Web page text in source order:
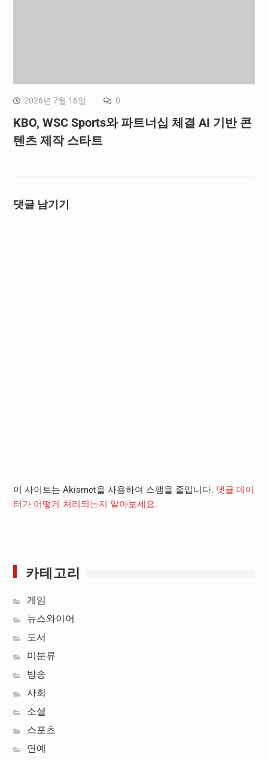
2026년 7월 16일 0
KBO, WSC Sports와 파트너십 체결 AI 기반 콘
텐츠 제작 스타트
댓글 남기기
이 사이트는 Akismet을 사용하여 스팸을 줄입니다. 댓글 데이
터가 어떻게 처리되는지 알아보세요.
카테고리
게임
뉴스와이어
도서
미분류
방송
사회
소셜
스포츠
연예